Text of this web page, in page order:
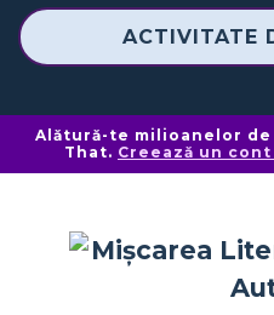
ACTIVITATE
Alătură-te milioanelor
That. Creează un